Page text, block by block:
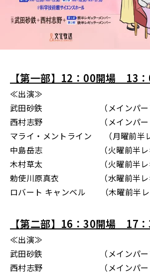
【第一部】12：00開場 13
≪出演≫
武田砂鉄 （メインパーソ
西村志野 （メインパート
マライ・メントライン （月曜前半レ
中島岳志 （火曜前半レギ
木村草太 （火曜前半レギ
勅使川原真衣 （水曜前半レギ
ロバート キャンベル （木曜前半レ
【第二部】16：30開場 17
≪出演≫
武田砂鉄 （メインパーソ
西村志野 （メインパート